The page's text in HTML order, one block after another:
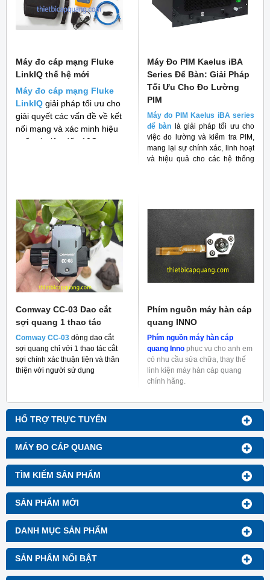
HỔ TRỢ TRỰC TUYẾN
MÁY ĐO CÁP QUANG
TÌM KIẾM SẢN PHẨM
SẢN PHẨM MỚI
DANH MỤC SẢN PHẨM
SẢN PHẨM NỔI BẬT
Máy đo cáp mạng Fluke
LinkIQ thế hệ mới
Máy đo cáp mạng Fluke
LinkIQ giải pháp tối ưu cho
giải quyết các vấn đề về kết
nối mạng và xác minh hiệu
suất cáp lên đến 10G
Máy Đo PIM Kaelus iBA
Series Để Bàn: Giải Pháp
Tối Ưu Cho Đo Lường
PIM
Máy đo PIM Kaelus iBA series
để bàn là giải pháp tối ưu cho
việc đo lường và kiểm tra PIM,
mang lại sự chính xác, linh hoạt
và hiệu quả cho các hệ thống
Comway CC-03 Dao cắt
sợi quang 1 thao tác
Comway CC-03 dòng dao cắt
sợi quang chỉ với 1 thao tác cắt
sợi chính xác thuận tiện và thân
thiện với người sử dụng
Phím nguồn máy hàn cáp
quang INNO
Phím nguồn máy hàn cáp
quang Inno phục vụ cho anh em
có nhu cầu sửa chữa, thay thế
linh kiện máy hàn cáp quang
chính hãng.